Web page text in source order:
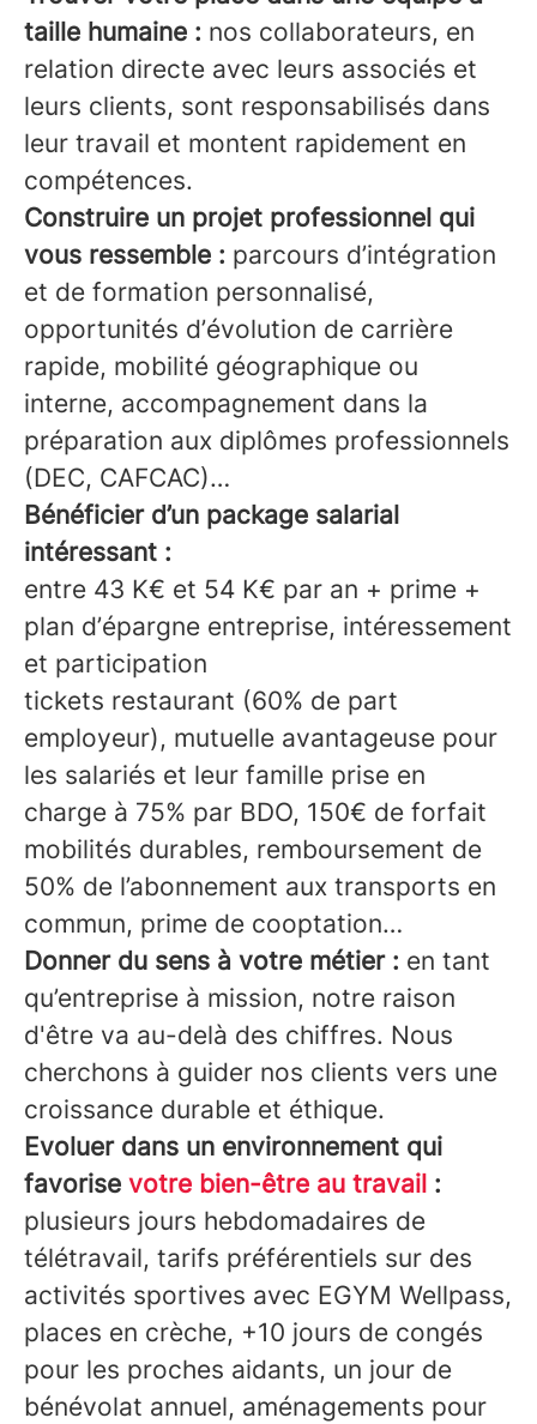
taille humaine : nos collaborateurs, en
relation directe avec leurs associés et
leurs clients, sont responsabilisés dans
leur travail et montent rapidement en
compétences.
Construire un projet professionnel qui
vous ressemble : parcours d’intégration
et de formation personnalisé,
opportunités d’évolution de carrière
rapide, mobilité géographique ou
interne, accompagnement dans la
préparation aux diplômes professionnels
(DEC, CAFCAC)…
Bénéficier d’un package salarial
intéressant :
entre 43 K€ et 54 K€ par an + prime +
plan d’épargne entreprise, intéressement
et participation
tickets restaurant (60% de part
employeur), mutuelle avantageuse pour
les salariés et leur famille prise en
charge à 75% par BDO, 150€ de forfait
mobilités durables, remboursement de
50% de l’abonnement aux transports en
commun, prime de cooptation…
Donner du sens à votre métier : en tant
qu’entreprise à mission, notre raison
d'être va au-delà des chiffres. Nous
cherchons à guider nos clients vers une
croissance durable et éthique.
Evoluer dans un environnement qui
favorise votre bien-être au travail :
plusieurs jours hebdomadaires de
télétravail, tarifs préférentiels sur des
activités sportives avec EGYM Wellpass,
places en crèche, +10 jours de congés
pour les proches aidants, un jour de
bénévolat annuel, aménagements pour